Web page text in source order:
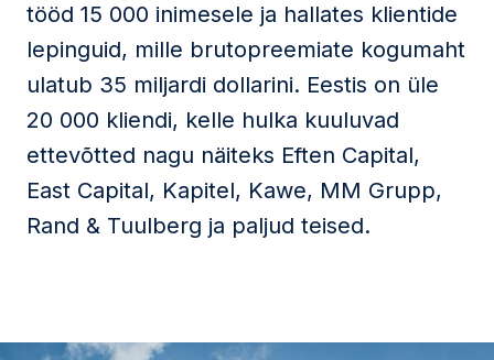
tööd 15 000 inimesele ja hallates klientide
lepinguid, mille brutopreemiate kogumaht
ulatub 35 miljardi dollarini. Eestis on üle
20 000 kliendi, kelle hulka kuuluvad
ettevõtted nagu näiteks Eften Capital,
East Capital, Kapitel, Kawe, MM Grupp,
Rand & Tuulberg ja paljud teised.